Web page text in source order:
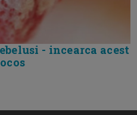
- incearca acest